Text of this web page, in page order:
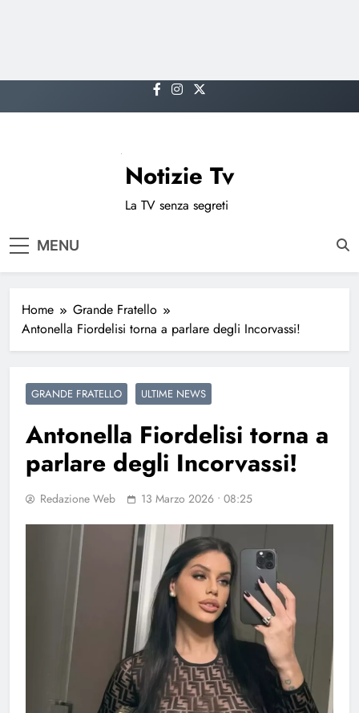
to
Notizie Tv
La TV senza segreti
MENU
Home
Grande Fratello
Antonella Fiordelisi torna a parlare degli Incorvassi!
GRANDE FRATELLO ULTIME NEWS
Antonella Fiordelisi torna a
parlare degli Incorvassi!
Redazione Web 13 Marzo 2026 • 08:25